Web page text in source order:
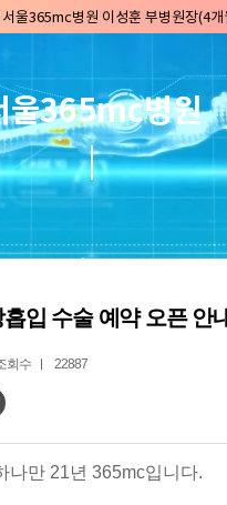
울365mc병원 이성훈 부병원장(4개
위 | 서울365mc병원 서성익 원장(3년
리 1위 | 서울365mc병원 서성익 원장
최대 15층 규모 지방흡입 특화 병
국 첫번째 '병원급' 지방흡입 병원🏆
입 고객 만족도 99.9% 최고치 달성
별 최다 지방흡입 집도의 4관왕!!
울365mc병원 이성훈 부병원장(4개
리 1위 | 서울365mc병원 서성익 원장
최대 15층 규모 지방흡입 특화 병원
국 첫번째 '병원급' 지방흡입 병원🏆
입 고객 만족도 99.9% 최고치 달성🏆
울365mc병원
입 수술 예약 오픈 안
회수 22887
나만 21년 365mc입니다.